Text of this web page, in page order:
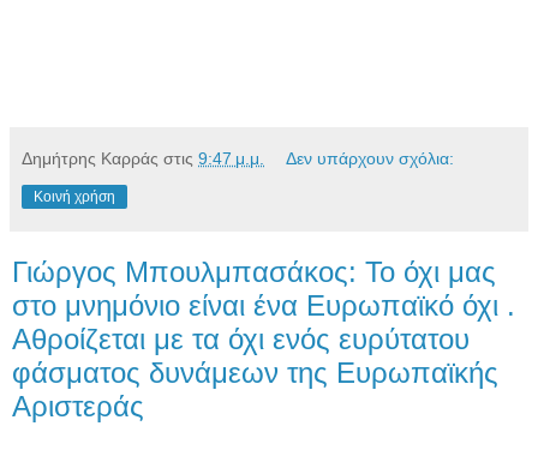
Δημήτρης Καρράς στις 9:47 μ.μ. Δεν υπάρχουν σχόλια:
Κοινή χρήση
Γιώργος Μπουλμπασάκος: Το όχι μας
στο μνημόνιο είναι ένα Ευρωπαϊκό όχι .
Αθροίζεται με τα όχι ενός ευρύτατου
φάσματος δυνάμεων της Ευρωπαϊκής
Αριστεράς